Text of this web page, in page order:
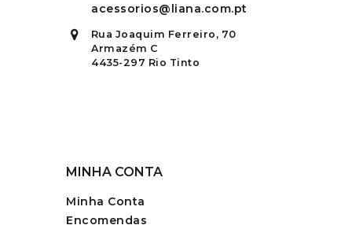
acessorios@liana.com.pt
Rua Joaquim Ferreiro, 70
Armazém C
4435-297 Rio Tinto
MINHA CONTA
Minha Conta
Encomendas